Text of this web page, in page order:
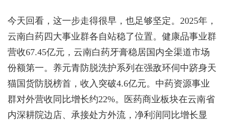
今天回看，这一步走得很早，也足够坚定。2025年，
云南白药四大事业群各自站稳了位置。健康品事业群
营收67.45亿元，云南白药牙膏稳居国内全渠道市场
份额第一。养元青防脱洗护系列在强敌环伺中跻身天
猫国货防脱榜首，收入突破4.6亿元。中药资源事业
群对外营收同比增长约22%。医药商业板块在云南省
内深耕院边店、承接处方外流，净利润同比增长显